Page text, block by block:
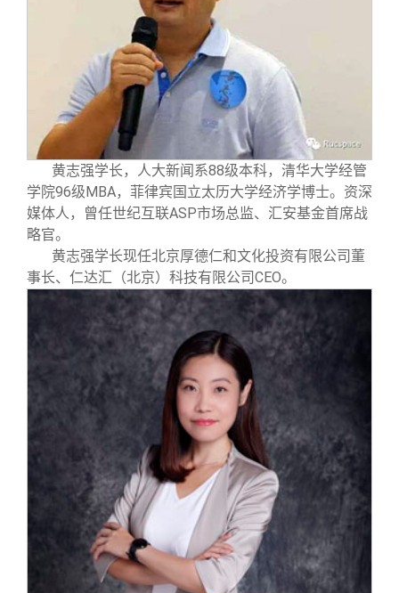
黄志强学长，人大新闻系88级本科，清华大学经管
学院96级MBA，菲律宾国立太历大学经济学博士。资深
媒体人，曾任世纪互联ASP市场总监、汇安基金首席战
略官。
黄志强学长现任北京厚德仁和文化投资有限公司董
事长、仁达汇（北京）科技有限公司CEO。